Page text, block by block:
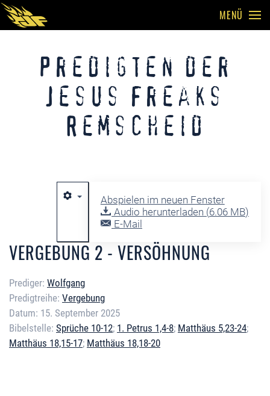
MENÜ
Predigten der
Jesus Freaks
Remscheid
Abspielen im neuen Fenster
Audio herunterladen (6.06 MB)
E-Mail
VERGEBUNG 2 - VERSÖHNUNG
Prediger: Wolfgang
Predigtreihe: Vergebung
Datum: 15. September 2025
Bibelstelle: Sprüche 10-12; 1. Petrus 1,4-8; Matthäus 5,23-24;
Matthäus 18,15-17; Matthäus 18,18-20